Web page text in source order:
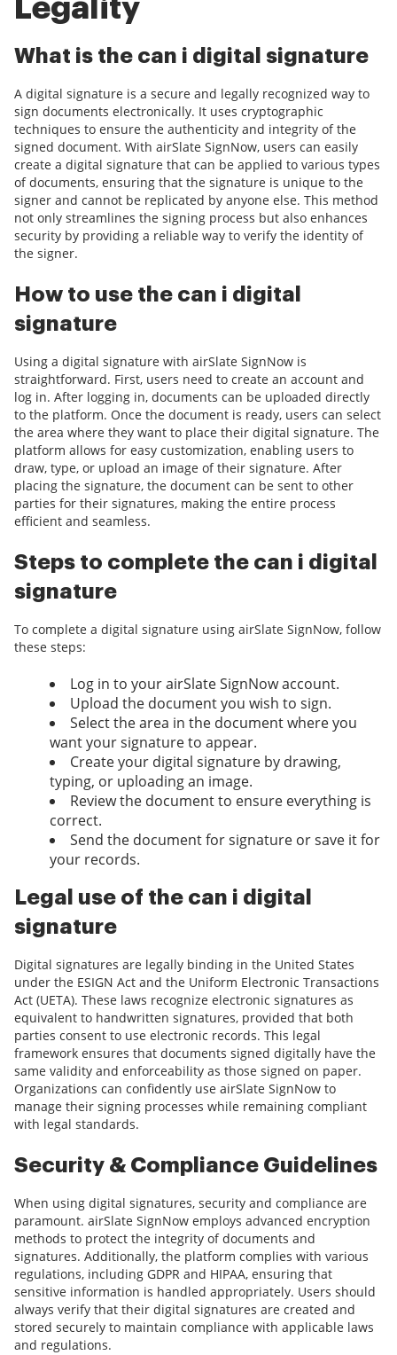
Legality
What is the can i digital signature
A digital signature is a secure and legally recognized way to
sign documents electronically. It uses cryptographic
techniques to ensure the authenticity and integrity of the
signed document. With airSlate SignNow, users can easily
create a digital signature that can be applied to various types
of documents, ensuring that the signature is unique to the
signer and cannot be replicated by anyone else. This method
not only streamlines the signing process but also enhances
security by providing a reliable way to verify the identity of
the signer.
How to use the can i digital
signature
Using a digital signature with airSlate SignNow is
straightforward. First, users need to create an account and
log in. After logging in, documents can be uploaded directly
to the platform. Once the document is ready, users can select
the area where they want to place their digital signature. The
platform allows for easy customization, enabling users to
draw, type, or upload an image of their signature. After
placing the signature, the document can be sent to other
parties for their signatures, making the entire process
efficient and seamless.
Steps to complete the can i digital
signature
To complete a digital signature using airSlate SignNow, follow
these steps:
Log in to your airSlate SignNow account.
Upload the document you wish to sign.
Select the area in the document where you
want your signature to appear.
Create your digital signature by drawing,
typing, or uploading an image.
Review the document to ensure everything is
correct.
Send the document for signature or save it for
your records.
Legal use of the can i digital
signature
Digital signatures are legally binding in the United States
under the ESIGN Act and the Uniform Electronic Transactions
Act (UETA). These laws recognize electronic signatures as
equivalent to handwritten signatures, provided that both
parties consent to use electronic records. This legal
framework ensures that documents signed digitally have the
same validity and enforceability as those signed on paper.
Organizations can confidently use airSlate SignNow to
manage their signing processes while remaining compliant
with legal standards.
Security & Compliance Guidelines
When using digital signatures, security and compliance are
paramount. airSlate SignNow employs advanced encryption
methods to protect the integrity of documents and
signatures. Additionally, the platform complies with various
regulations, including GDPR and HIPAA, ensuring that
sensitive information is handled appropriately. Users should
always verify that their digital signatures are created and
stored securely to maintain compliance with applicable laws
and regulations.